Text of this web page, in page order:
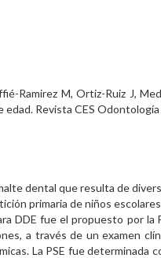
Ramirez M, Ortiz-Ruiz J,
Revista CES
dental que resulta de
primaria de niños
DDE fue el propuesto por
a través de un examen
La PSE fue determinada